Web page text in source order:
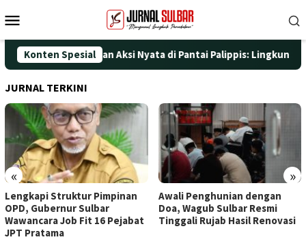
ke
Mobile
Konten Spesial
ke-25 dengan Aksi Nyata di Pantai Palippis: Lingkungan
JURNAL TERKINI
« »
Lengkapi Struktur Pimpinan
OPD, Gubernur Sulbar
Wawancara Job Fit 16 Pejabat
JPT Pratama
Awali Penghunian dengan
Doa, Wagub Sulbar Resmi
Tinggali Rujab Hasil Renovasi